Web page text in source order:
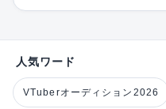
人気ワード
VTuberオーディション2026